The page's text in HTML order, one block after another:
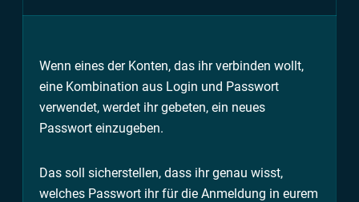
Wenn eines der Konten, das ihr verbinden wollt,
eine Kombination aus Login und Passwort
verwendet, werdet ihr gebeten, ein neues
Passwort einzugeben.
Das soll sicherstellen, dass ihr genau wisst,
welches Passwort ihr für die Anmeldung in eurem